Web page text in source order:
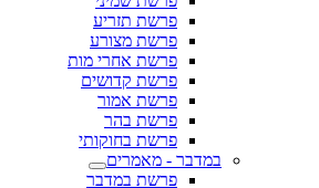
פרשת תזריע
פרשת מצורע
פרשת אחרי מות
פרשת קדושים
פרשת אמור
פרשת בהר
פרשת בחוקותי
במדבר - מאמרים
פרשת במדבר